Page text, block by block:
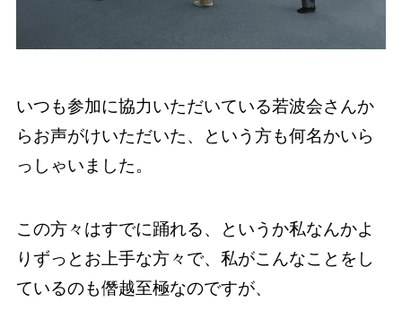
いつも参加に協力いただいている若波会さんか
らお声がけいただいた、という方も何名かいら
っしゃいました。
この方々はすでに踊れる、というか私なんかよ
りずっとお上手な方々で、私がこんなことをし
ているのも僭越至極なのですが、